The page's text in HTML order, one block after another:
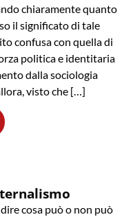
chiaramente quanto
il significato di tale
confusa con quella di
politica e identitaria
dalla sociologia
visto che […]
cosa può o non può